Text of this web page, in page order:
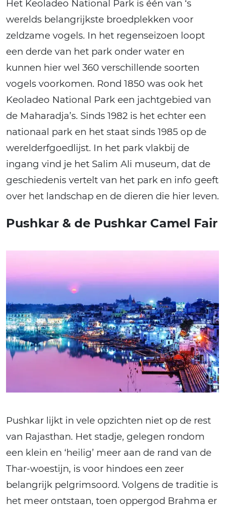
Het Keoladeo National Park is één van ‘s
werelds belangrijkste broedplekken voor
zeldzame vogels. In het regenseizoen loopt
een derde van het park onder water en
kunnen hier wel 360 verschillende soorten
vogels voorkomen. Rond 1850 was ook het
Keoladeo National Park een jachtgebied van
de Maharadja’s. Sinds 1982 is het echter een
nationaal park en het staat sinds 1985 op de
werelderfgoedlijst. In het park vlakbij de
ingang vind je het Salim Ali museum, dat de
geschiedenis vertelt van het park en info geeft
over het landschap en de dieren die hier leven.
Pushkar & de Pushkar Camel Fair
Pushkar lijkt in vele opzichten niet op de rest
van Rajasthan. Het stadje, gelegen rondom
een klein en ‘heilig’ meer aan de rand van de
Thar-woestijn, is voor hindoes een zeer
belangrijk pelgrimsoord. Volgens de traditie is
het meer ontstaan, toen oppergod Brahma er